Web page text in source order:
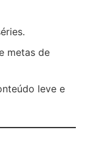
metas de
leve e